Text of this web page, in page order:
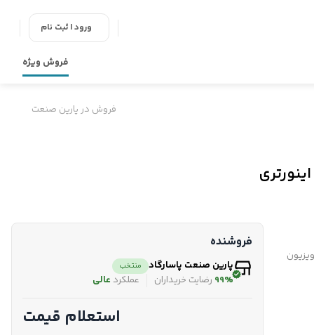
ورود | ثبت نام
فروش ویژه
فروش در پارین صنعت
فروشنده
پارین صنعت پاسارگاد منتخب
99% رضایت خریداران عملکرد عالی
استعلام قیمت